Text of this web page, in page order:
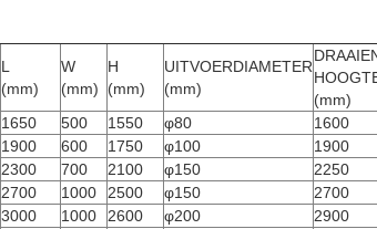
L
(mm)
W
(mm)
H
(mm)
UITVOERDIAMETER
(mm)
(mm)
1650 500 1550 φ80 1600
1900 600 1750 φ100 1900
2300 700 2100 φ150 2250
2700 1000 2500 φ150 2700
3000 1000 2600 φ200 2900